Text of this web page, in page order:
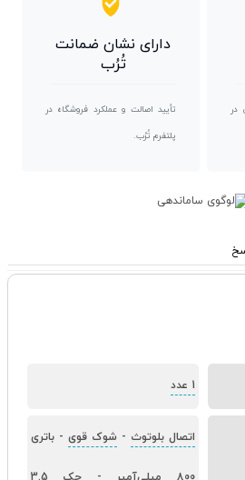
در
دارای نشان ضمانت
تُرُب
تأیید اصالت و عملکرد فروشگاه در
پلتفرم تُرُب.
1 عدد
اتصال بلوتوث - شوک قوی - باتری